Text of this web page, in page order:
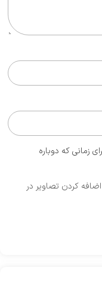
زمانی که دوباره
کردن تصاویر در